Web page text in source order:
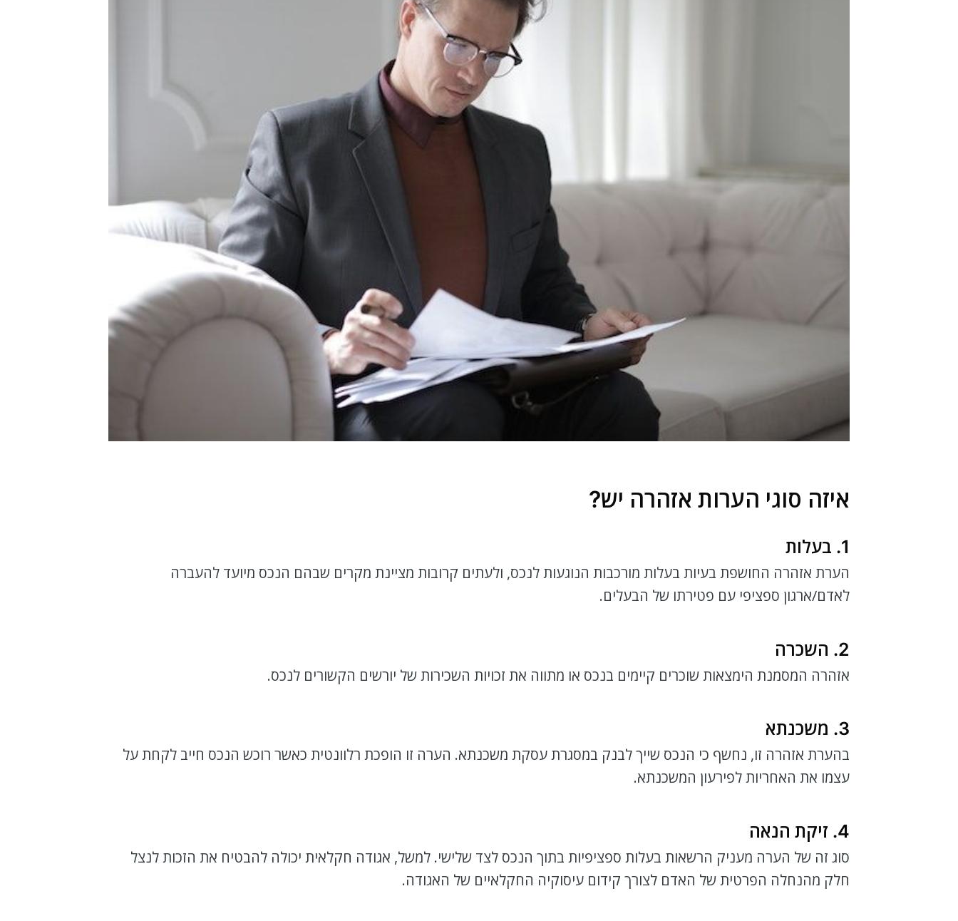
איזה סוגי הערות אזהרה יש?
1. בעלות
הערת אזהרה החושפת בעיות בעלות מורכבות הנוגעות לנכס, ולעתים קרובות מציינת מקרים שבהם הנכס מיועד להעברה
לאדם/ארגון ספציפי עם פטירתו של הבעלים.
2. השכרה
אזהרה המסמנת הימצאות שוכרים קיימים בנכס או מתווה את זכויות השכירות של יורשים הקשורים לנכס.
3. משכנתא
בהערת אזהרה זו, נחשף כי הנכס שייך לבנק במסגרת עסקת משכנתא. הערה זו הופכת רלוונטית כאשר רוכש הנכס חייב לקחת על
עצמו את האחריות לפירעון המשכנתא.
4. זיקת הנאה
סוג זה של הערה מעניק הרשאות בעלות ספציפיות בתוך הנכס לצד שלישי. למשל, אגודה חקלאית יכולה להבטיח את הזכות לנצל
חלק מהנחלה הפרטית של האדם לצורך קידום עיסוקיה החקלאיים של האגודה.